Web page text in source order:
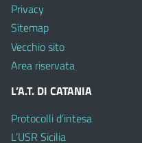
Privacy
Sitemap
Vecchio sito
Area riservata
L’A.T. DI CATANIA
Protocolli d’intesa
L’USR Sicilia